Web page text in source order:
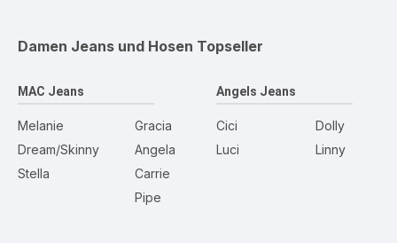
Damen Jeans und Hosen Topseller
MAC Jeans
Melanie
Dream/Skinny
Stella
Gracia
Angela
Carrie
Pipe
Angels Jeans
Cici
Luci
Dolly
Linny